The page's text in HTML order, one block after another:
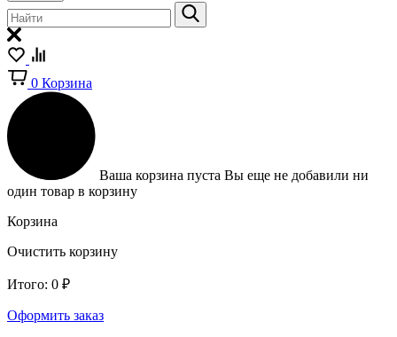
0 Корзина
Ваша корзина пуста Вы еще не добавили ни
один товар в корзину
Корзина
Очистить корзину
Итого: 0 ₽
Оформить заказ